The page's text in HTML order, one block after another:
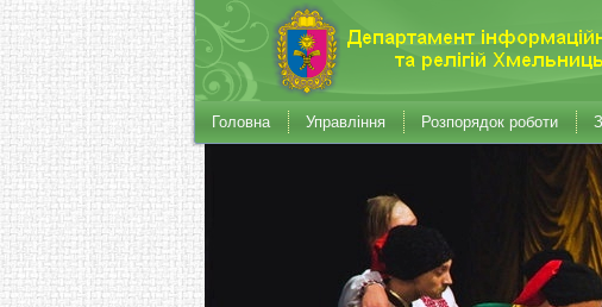
Головна Управління Розпорядок роботи